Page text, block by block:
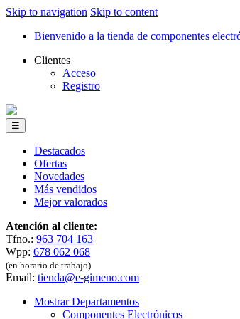
Skip to navigation Skip to content
Bienvenido a la tienda de componentes
Clientes
Acceso
Registro
☰
Destacados
Ofertas
Novedades
Más vendidos
Mejor valorados
Atención al cliente:
Tfno.: 963 704 163
Wpp: 678 062 068
(en horario de trabajo)
Email: tienda@e-gimeno.com
Mostrar Departamentos
Componentes Electrónicos